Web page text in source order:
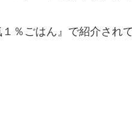
％ごはん』で紹介されて